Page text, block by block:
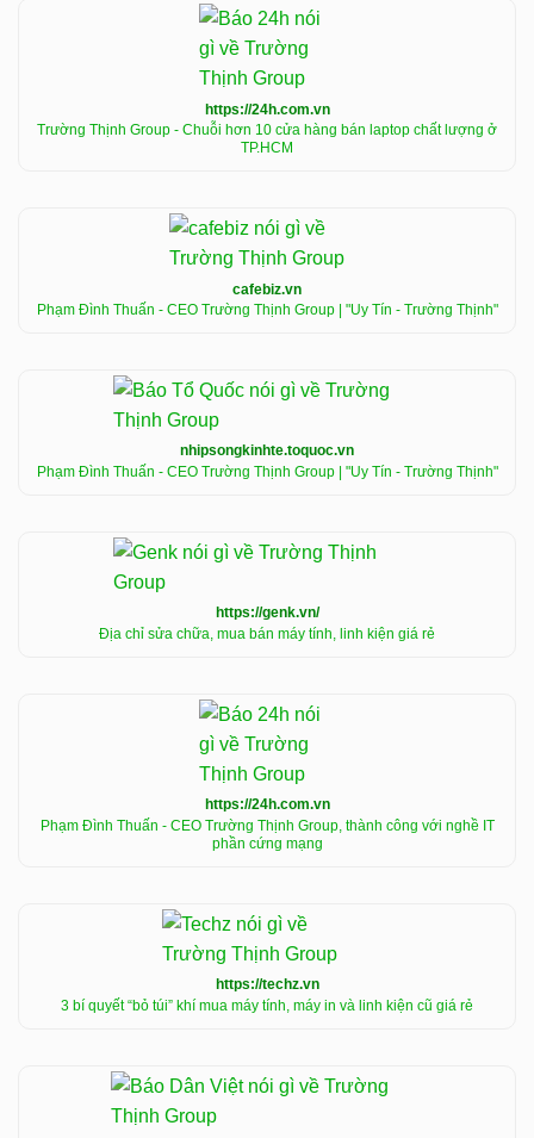
https://24h.com.vn
Trường Thịnh Group - Chuỗi hơn 10 cửa hàng bán laptop chất lượng ở
TP.HCM
cafebiz.vn
Phạm Đình Thuấn - CEO Trường Thịnh Group | "Uy Tín - Trường Thịnh"
nhipsongkinhte.toquoc.vn
Phạm Đình Thuấn - CEO Trường Thịnh Group | "Uy Tín - Trường Thịnh"
https://genk.vn/
Địa chỉ sửa chữa, mua bán máy tính, linh kiện giá rẻ
https://24h.com.vn
Phạm Đình Thuấn - CEO Trường Thịnh Group, thành công với nghề IT
phần cứng mạng
https://techz.vn
3 bí quyết “bỏ túi” khí mua máy tính, máy in và linh kiện cũ giá rẻ